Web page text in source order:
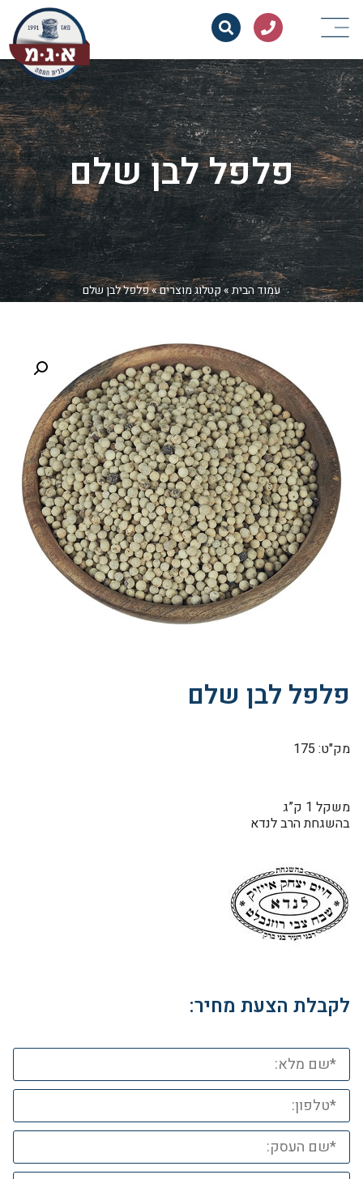
פלפל לבן שלם
עמוד הבית»קטלוג מוצרים»פלפל לבן שלם
פלפל לבן שלם
מק"ט: 175
משקל 1 ק”ג
בהשגחת הרב לנדא
לקבלת הצעת מחיר: